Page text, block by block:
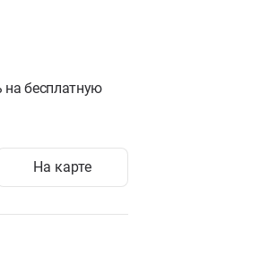
на бесплатную
На карте